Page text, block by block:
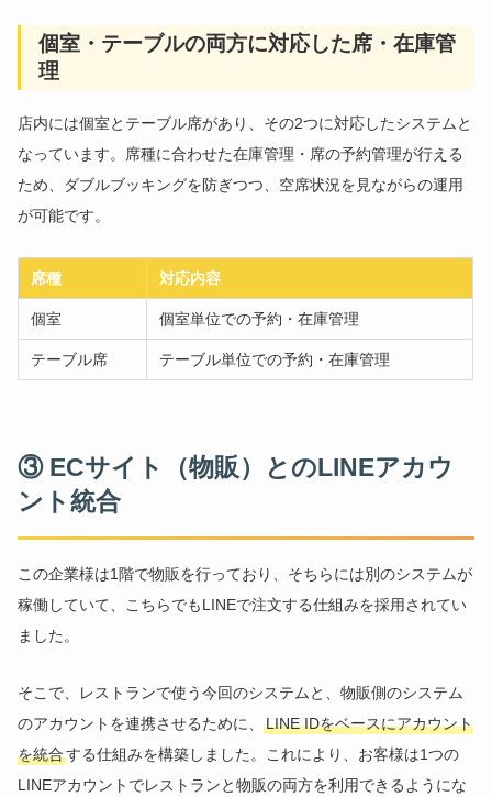
個室・テーブルの両方に対応した席・在庫管
理
店内には個室とテーブル席があり、その2つに対応したシステムと
なっています。席種に合わせた在庫管理・席の予約管理が行える
ため、ダブルブッキングを防ぎつつ、空席状況を見ながらの運用
が可能です。
席種 対応内容
個室 個室単位での予約・在庫管理
テーブル席 テーブル単位での予約・在庫管理
③ ECサイト（物販）とのLINEアカウ
ント統合
この企業様は1階で物販を行っており、そちらには別のシステムが
稼働していて、こちらでもLINEで注文する仕組みを採用されてい
ました。
そこで、レストランで使う今回のシステムと、物販側のシステム
のアカウントを連携させるために、LINE IDをベースにアカウント
を統合する仕組みを構築しました。これにより、お客様は1つの
LINEアカウントでレストランと物販の両方を利用できるようにな